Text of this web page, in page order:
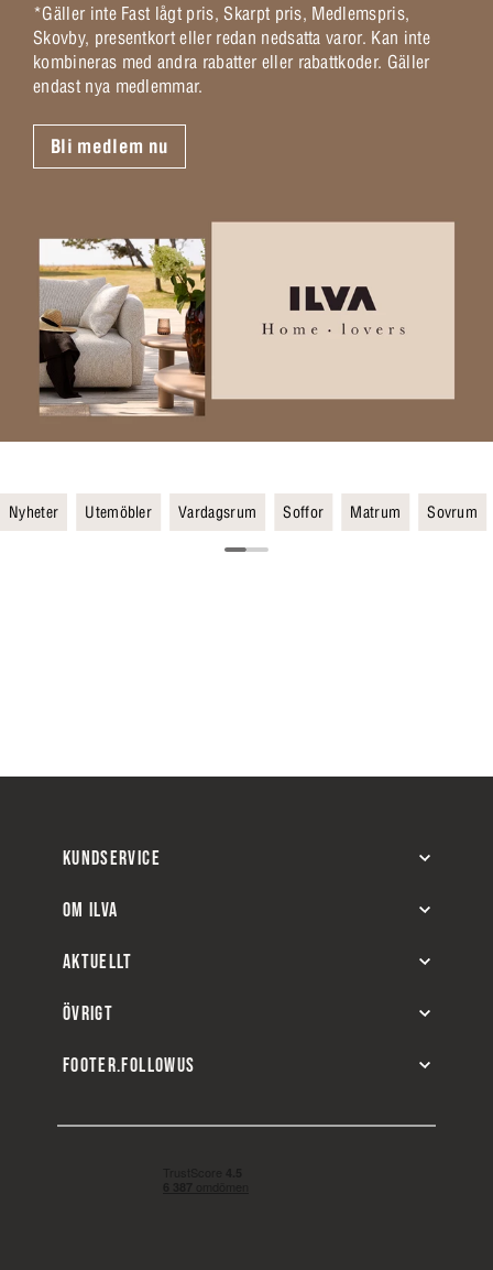
*Gäller inte Fast lågt pris, Skarpt pris, Medlemspris,
Skovby, presentkort eller redan nedsatta varor. Kan inte
kombineras med andra rabatter eller rabattkoder. Gäller
endast nya medlemmar.
Bli medlem nu
Nyheter Utemöbler Vardagsrum Soffor Matrum Sovrum
KUNDSERVICE
OM ILVA
AKTUELLT
ÖVRIGT
FOOTER.FOLLOWUS